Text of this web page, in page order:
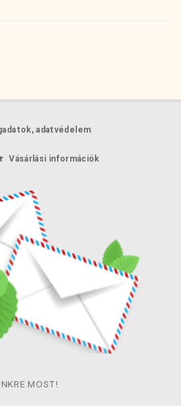
adatvédelem
Vásárlási információk
MOST!